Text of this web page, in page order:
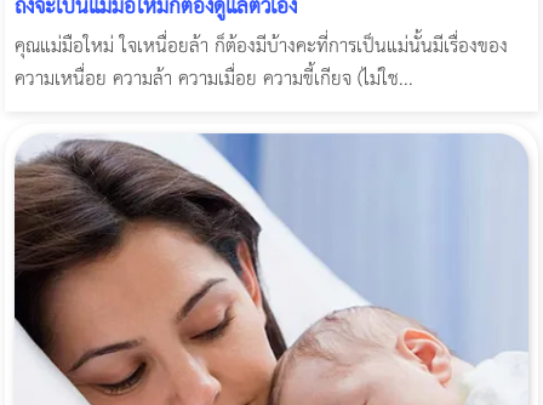
คุณแม่มือใหม่ ใจเหนื่อยล้า ก็ต้องมีบ้างคะที่การเป็นแม่นั้นมีเรื่องของ
ความเหนื่อย ความล้า ความเมื่อย ความขี้เกียจ (ไม่ใช...